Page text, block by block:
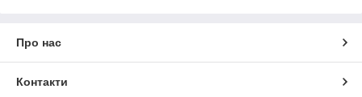
Про нас
Контакти